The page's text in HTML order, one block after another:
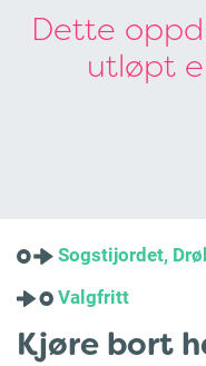
Dette
utløpt
Sogstijordet,
Valgfritt
Kjøre bort